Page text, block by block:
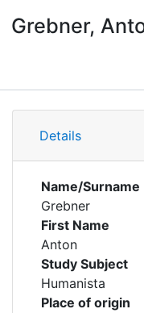
Grebner,
Details
Name/Surname
Grebner
First Name
Anton
Study Subject
Humanista
Place of origin